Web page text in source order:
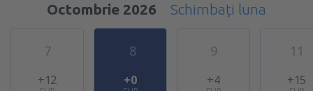
Octombrie 2026
Schimbați luna
7
+12
8
+0
9
+4
11
+15